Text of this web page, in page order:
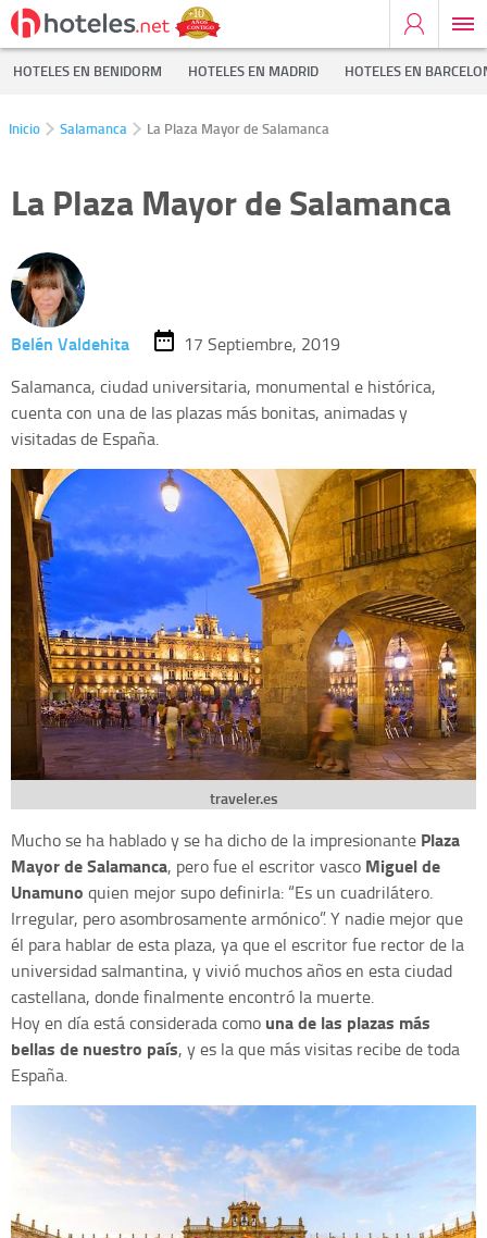
HOTELES EN BENIDORM HOTELES EN MADRID HOTELES EN
Inicio Salamanca La Plaza Mayor de Salamanca
La Plaza Mayor de Salamanca
Belén Valdehita
17 Septiembre, 2019
Salamanca, ciudad universitaria, monumental e histórica,
cuenta con una de las plazas más bonitas, animadas y
visitadas de España.
traveler.es
Mucho se ha hablado y se ha dicho de la impresionante Plaza
Mayor de Salamanca, pero fue el escritor vasco Miguel de
Unamuno quien mejor supo definirla: “Es un cuadrilátero.
Irregular, pero asombrosamente armónico”. Y nadie mejor que
él para hablar de esta plaza, ya que el escritor fue rector de la
universidad salmantina, y vivió muchos años en esta ciudad
castellana, donde finalmente encontró la muerte.
Hoy en día está considerada como una de las plazas más
bellas de nuestro país, y es la que más visitas recibe de toda
España.